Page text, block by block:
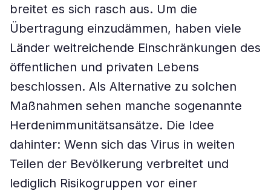
breitet es sich rasch aus. Um die
Übertragung einzudämmen, haben viele
Länder weitreichende Einschränkungen des
öffentlichen und privaten Lebens
beschlossen. Als Alternative zu solchen
Maßnahmen sehen manche sogenannte
Herdenimmunitätsansätze. Die Idee
dahinter: Wenn sich das Virus in weiten
Teilen der Bevölkerung verbreitet und
lediglich Risikogruppen vor einer